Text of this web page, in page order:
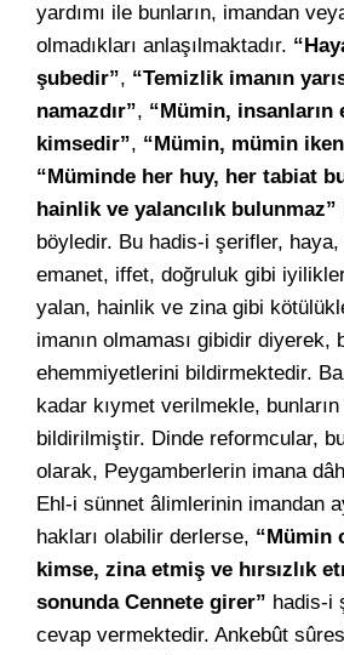
yardımı ile bunların, imandan
olmadıkları anlaşılmaktadır.
şubedir”, “Temizlik imanın
namazdır”, “Mümin, insanların
kimsedir”, “Mümin, mümin
“Müminde her huy, her tabiat
hainlik ve yalancılık bulunmaz”
böyledir. Bu hadis-i şerifler,
emanet, iffet, doğruluk gibi
yalan, hainlik ve zina gibi
imanın olmaması gibidir diyerek,
ehemmiyetlerini bildirmektedir.
kadar kıymet verilmekle,
bildirilmiştir. Dinde reformcular,
olarak, Peygamberlerin imana
Ehl-i sünnet âlimlerinin imandan
hakları olabilir derlerse, “Mümin
kimse, zina etmiş ve hırsızlık
sonunda Cennete girer” hadis-i
cevap vermektedir. Ankebût